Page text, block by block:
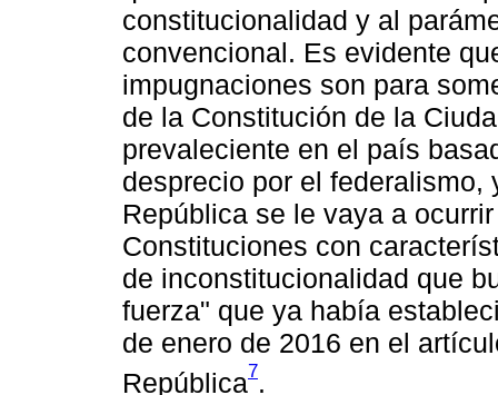
constitucionalidad y al
convencional. Es evidente
impugnaciones son para
de la Constitución de la
prevaleciente en el país
desprecio por el federalismo,
República se le vaya a
Constituciones con
de inconstitucionalidad que
fuerza" que ya había
de enero de 2016 en el
República7.